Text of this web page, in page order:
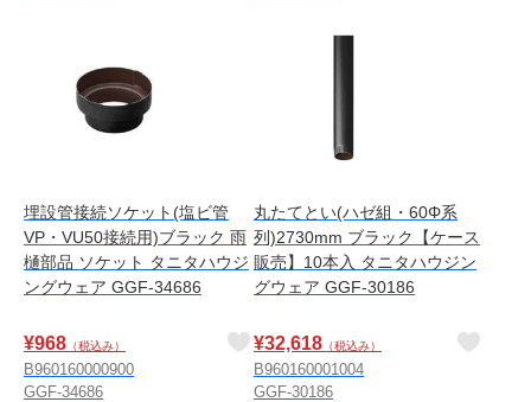
埋設管接続ソケット(塩ビ管
VP・VU50接続用)ブラック 雨
樋部品 ソケット タニタハウジ
ングウェア GGF-34686
¥968 （税込み）
B960160000900
GGF-34686
丸たてとい(ハゼ組・60Φ系
列)2730mm ブラック【ケース
販売】10本入 タニタハウジン
グウェア GGF-30186
¥32,618 （税込み）
B960160001004
GGF-30186